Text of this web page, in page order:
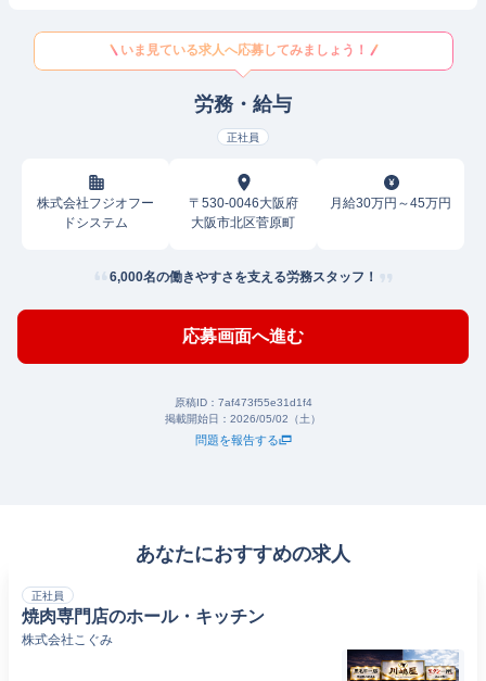
いま見ている求人へ応募してみましょう！
労務・給与
正社員
株式会社フジオフー
ドシステム
〒530-0046大阪府
大阪市北区菅原町
月給30万円～45万円
6,000名の働きやすさを支える労務スタッフ！
応募画面へ進む
原稿ID： 7af473f55e31d1f4
掲載開始日： 2026/05/02（土）
問題を報告する
あなたにおすすめの求人
正社員
焼肉専門店のホール・キッチン
株式会社こぐみ